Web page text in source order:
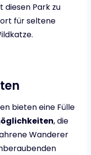
diesen Park zu
für seltene
bieten eine Fülle
, die
Wanderer